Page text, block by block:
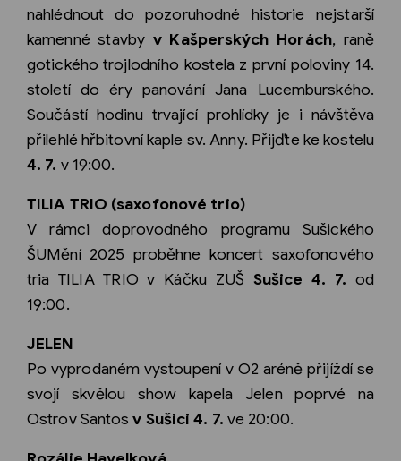
nahlédnout do pozoruhodné historie nejstarší
kamenné stavby v Kašperských Horách, raně
gotického trojlodního kostela z první poloviny 14.
století do éry panování Jana Lucemburského.
Součástí hodinu trvající prohlídky je i návštěva
přilehlé hřbitovní kaple sv. Anny. Přijďte ke kostelu
4. 7. v 19:00.
TILIA TRIO (saxofonové trio)
V rámci doprovodného programu Sušického
ŠUMění 2025 proběhne koncert saxofonového
tria TILIA TRIO v Káčku ZUŠ Sušice 4. 7. od
19:00.
JELEN
Po vyprodaném vystoupení v O2 aréně přijíždí se
svojí skvělou show kapela Jelen poprvé na
Ostrov Santosv Sušici 4. 7. ve 20:00.